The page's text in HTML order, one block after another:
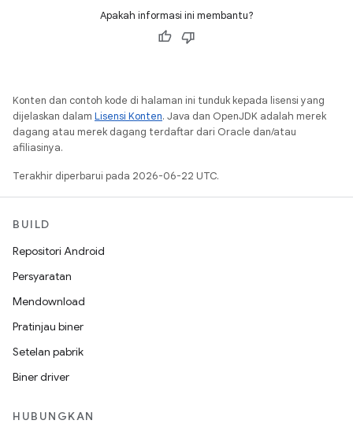
Apakah informasi ini membantu?
Konten dan contoh kode di halaman ini tunduk kepada lisensi yang
dijelaskan dalam Lisensi Konten. Java dan OpenJDK adalah merek
dagang atau merek dagang terdaftar dari Oracle dan/atau
afiliasinya.
Terakhir diperbarui pada 2026-06-22 UTC.
BUILD
Repositori Android
Persyaratan
Mendownload
Pratinjau biner
Setelan pabrik
Biner driver
HUBUNGKAN